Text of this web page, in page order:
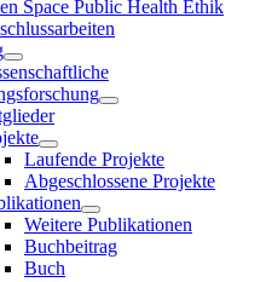
Space Public Health Ethik
Laufende Projekte
Abgeschlossene Projekte
Weitere Publikationen
Buchbeitrag
Buch